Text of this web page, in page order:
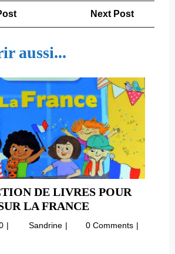
Previous
Next Post
aussi...
DE LIVRES POUR
LA FRANCEMA
SÉLECTION
11
Sandrine Ma
0 Comments